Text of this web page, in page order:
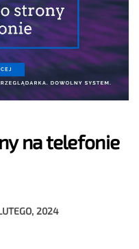
na telefonie
2024